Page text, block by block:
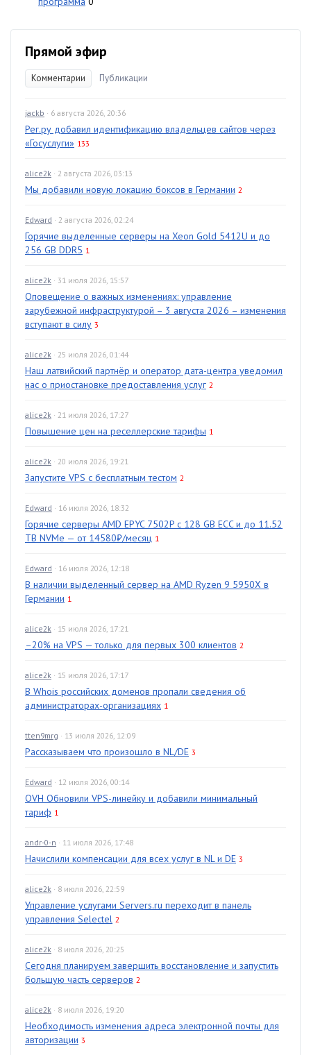
Прямой эфир
Комментарии Публикации
jackb · 6 августа 2026, 20:36
Рег.ру добавил идентификацию владельцев сайтов через
«Госуслуги» 133
alice2k · 2 августа 2026, 03:13
Мы добавили новую локацию боксов в Германии 2
Edward · 2 августа 2026, 02:24
Горячие выделенные серверы на Xeon Gold 5412U и до
256 GB DDR5 1
alice2k · 31 июля 2026, 15:57
Оповещение о важных изменениях: управление
зарубежной инфраструктурой – 3 августа 2026 – изменения
вступают в силу 3
alice2k · 25 июля 2026, 01:44
Наш латвийский партнёр и оператор дата-центра уведомил
нас о приостановке предоставления услуг 2
alice2k · 21 июля 2026, 17:27
Повышение цен на реселлерские тарифы 1
alice2k · 20 июля 2026, 19:21
Запустите VPS с бесплатным тестом 2
Edward · 16 июля 2026, 18:32
Горячие серверы AMD EPYC 7502P с 128 GB ECC и до 11.52
TB NVMe — от 14580₽/месяц 1
Edward · 16 июля 2026, 12:18
В наличии выделенный сервер на AMD Ryzen 9 5950X в
Германии 1
alice2k · 15 июля 2026, 17:21
–20% на VPS — только для первых 300 клиентов 2
alice2k · 15 июля 2026, 17:17
В Whois российских доменов пропали сведения об
администраторах-организациях 1
tten9mrg · 13 июля 2026, 12:09
Рассказываем что произошло в NL/DE 3
Edward · 12 июля 2026, 00:14
OVH Обновили VPS-линейку и добавили минимальный
тариф 1
andr-0-n · 11 июля 2026, 17:48
Начислили компенсации для всех услуг в NL и DE 3
alice2k · 8 июля 2026, 22:59
Управление услугами Servers.ru переходит в панель
управления Selectel 2
alice2k · 8 июля 2026, 20:25
Сегодня планируем завершить восстановление и запустить
большую часть серверов 2
alice2k · 8 июля 2026, 19:20
Необходимость изменения адреса электронной почты для
авторизации 3